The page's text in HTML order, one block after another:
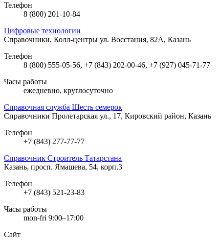
Телефон
8 (800) 201-10-84
Цифровые технологии
Справочники, Колл-центры ул. Восстания, 82А, Казань
Телефон
8 (800) 555-05-56, +7 (843) 202-00-46, +7 (927) 045-71-77
Часы работы
ежедневно, круглосуточно
Справочная служба Шесть семерок
Справочники Пролетарская ул., 17, Кировский район, Казань
Телефон
+7 (843) 277-77-77
Справочник Строитель Татарстана
Казань, просп. Ямашева, 54, корп.3
Телефон
+7 (843) 521-23-83
Часы работы
mon-fri 9:00–17:00
Сайт